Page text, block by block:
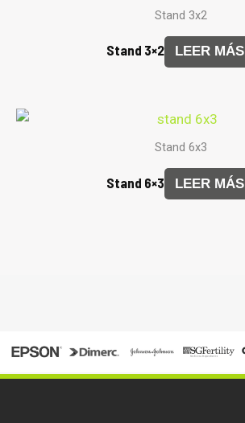
Stand 3x2
Stand 3×2 LEER MÁS
Stand 6x3
Stand 6×3 LEER MÁS